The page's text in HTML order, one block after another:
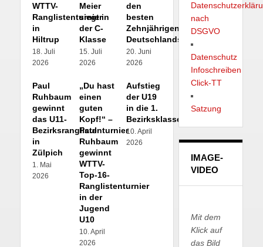
WTTV-
Ranglistenturnier
in
Hiltrup
18. Juli
2026
Meier
siegt in
der C-
Klasse
15. Juli
2026
den
besten
Zehnjährigen
Deutschlands
20. Juni
2026
Paul
Ruhbaum
gewinnt
das U11-
Bezirksranglistenturnier
in
Zülpich
1. Mai
2026
„Du hast
einen
guten
Kopf!“ –
Paul
Ruhbaum
gewinnt
WTTV-
Top-16-
Ranglistenturnier
in der
Jugend
U10
10. April
2026
Aufstieg
der U19
in die 1.
Bezirksklasse!
10. April
2026
nach
DSGVO
Datenschutz
Infoschreiben
Click-TT
Satzung
IMAGE-
VIDEO
Mit dem
Klick auf
das Bild